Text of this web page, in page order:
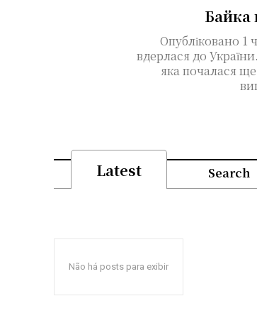
Байка
Опубліковано 1 червня 2022
вдерлася до
яка почалася ще
Latest Search
Não há posts para exibir